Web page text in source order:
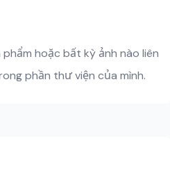
hoặc bất kỳ ảnh nào liên
phần thư viện của mình.